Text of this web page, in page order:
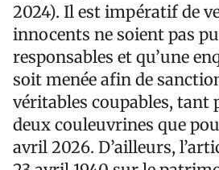
2024). Il est impératif de
innocents ne soient pas
responsables et qu’une
soit menée afin de
véritables coupables, tant
deux couleuvrines que
avril 2026. D’ailleurs,